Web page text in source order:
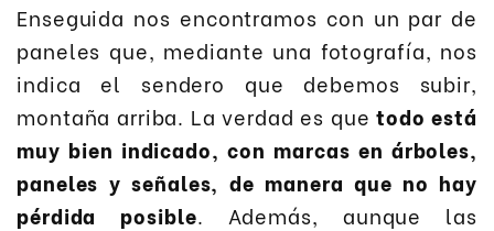
Enseguida nos encontramos con un par de
paneles que, mediante una fotografía, nos
indica el sendero que debemos subir,
montaña arriba. La verdad es quetodo está
muy bien indicado, con marcas en árboles,
paneles y señales, de manera que no hay
pérdida posible. Además, aunque las